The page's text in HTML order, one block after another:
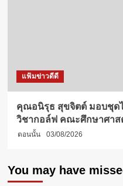
แฟ้มข่าวดีดี
คุณอนิรุธ สุขจิตต์ มอบชุด
วิชากอล์ฟ คณะศึกษาศาส
ตอนนั้น 03/08/2026
You may have